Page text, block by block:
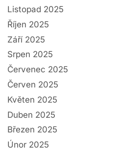
Listopad 2025
Říjen 2025
Září 2025
Srpen 2025
Červenec 2025
Červen 2025
Květen 2025
Duben 2025
Březen 2025
Únor 2025